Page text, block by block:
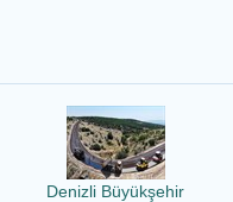
Denizli Büyükşehir